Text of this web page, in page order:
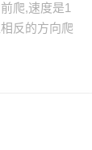
爬,速度是1
反的方向爬